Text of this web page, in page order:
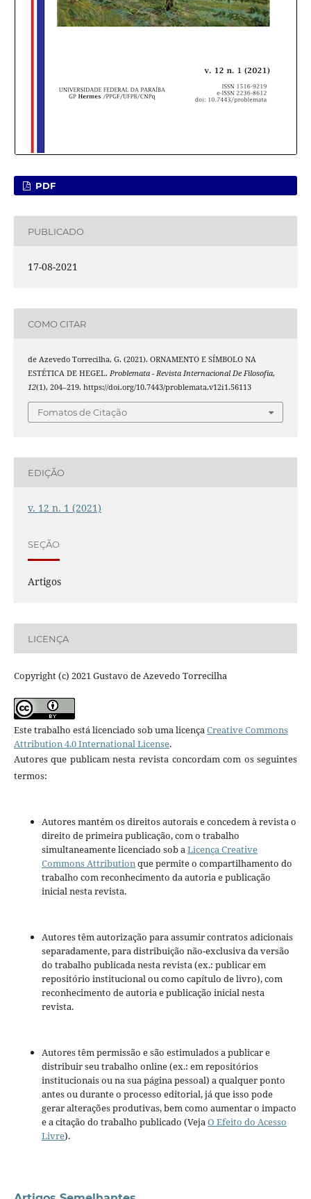
PDF
PUBLICADO
17-08-2021
COMO CITAR
de Azevedo Torrecilha, G. (2021). ORNAMENTO E SÍMBOLO NA
ESTÉTICA DE HEGEL. Problemata - Revista Internacional De Filosofia,
12(1), 204–219. https://doi.org/10.7443/problemata.v12i1.56113
Fomatos de Citação
EDIÇÃO
v. 12 n. 1 (2021)
SEÇÃO
Artigos
LICENÇA
Copyright (c) 2021 Gustavo de Azevedo Torrecilha
Este trabalho está licenciado sob uma licençaCreative Commons
Attribution 4.0 International License.
Autores que publicam nesta revista concordam com os seguintes
termos:
Autores mantém os direitos autorais e concedem à revista o
direito de primeira publicação, com o trabalho
simultaneamente licenciado sob aLicença Creative
Commons Attributionque permite o compartilhamento do
trabalho com reconhecimento da autoria e publicação
inicial nesta revista.
Autores têm autorização para assumir contratos adicionais
separadamente, para distribuição não-exclusiva da versão
do trabalho publicada nesta revista (ex.: publicar em
repositório institucional ou como capítulo de livro), com
reconhecimento de autoria e publicação inicial nesta
revista.
Autores têm permissão e são estimulados a publicar e
distribuir seu trabalho online (ex.: em repositórios
institucionais ou na sua página pessoal) a qualquer ponto
antes ou durante o processo editorial, já que isso pode
gerar alterações produtivas, bem como aumentar o impacto
e a citação do trabalho publicado (VejaO Efeito do Acesso
Livre).